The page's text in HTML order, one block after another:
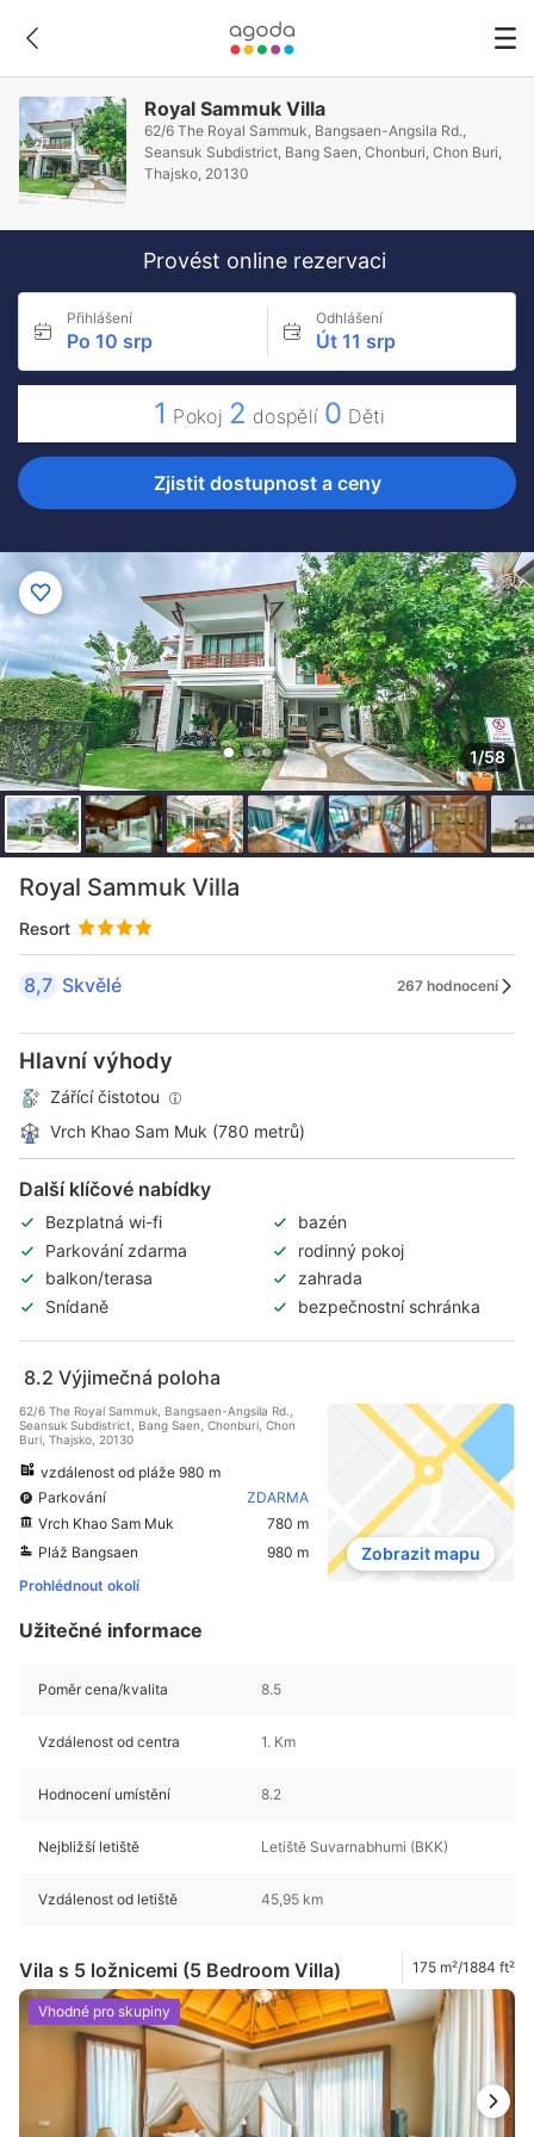
Royal Sammuk Villa
62/6 The Royal Sammuk, Bangsaen-Angsila Rd.,
Seansuk Subdistrict, Bang Saen, Chonburi, Chon Buri,
Thajsko, 20130
Provést online rezervaci
Přihlášení
Po 10 srp
Odhlášení
Út 11 srp
1 Pokoj 2 dospělí 0 Děti
Zjistit dostupnost a ceny
1/58
Royal Sammuk Villa
Resort
8,7 Skvělé 267 hodnocení
Hlavní výhody
Zářící čistotou
Vrch Khao Sam Muk (780 metrů)
Další klíčové nabídky
Bezplatná wi-fi
bazén
Parkování zdarma
rodinný pokoj
balkon/terasa
zahrada
Snídaně
bezpečnostní schránka
8.2 Výjimečná poloha
62/6 The Royal Sammuk, Bangsaen-Angsila Rd.,
Seansuk Subdistrict, Bang Saen, Chonburi, Chon
Buri, Thajsko, 20130
vzdálenost od pláže 980 m
Parkování
ZDARMA
Vrch Khao Sam Muk
780 m
Pláž Bangsaen
980 m
Prohlédnout okolí
Zobrazit mapu
Užitečné informace
Poměr cena/kvalita 8.5
Vzdálenost od centra 1. Km
Hodnocení umístění 8.2
Nejbližší letiště Letiště Suvarnabhumi (BKK)
Vzdálenost od letiště 45,95 km
Vila s 5 ložnicemi (5 Bedroom Villa) 175 m²/1884 ft²
Vhodné pro skupiny